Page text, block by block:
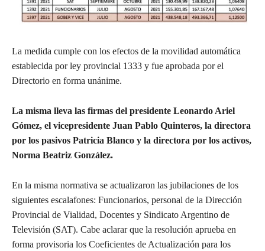
La medida cumple con los efectos de la movilidad automática
establecida por ley provincial 1333 y fue aprobada por el
Directorio en forma unánime.
La misma lleva las firmas del presidente Leonardo Ariel
Gómez, el vicepresidente Juan Pablo Quinteros, la directora
por los pasivos Patricia Blanco y la directora por los activos,
Norma Beatriz González.
En la misma normativa se actualizaron las jubilaciones de los
siguientes escalafones: Funcionarios, personal de la Dirección
Provincial de Vialidad, Docentes y Sindicato Argentino de
Televisión (SAT). Cabe aclarar que la resolución aprueba en
forma provisoria los Coeficientes de Actualización para los